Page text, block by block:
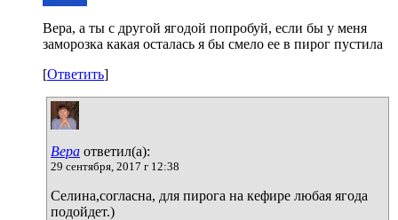
Вера, а ты с другой ягодой попробуй, если бы у меня
заморозка какая осталась я бы смело ее в пирог пустила
[Ответить]
Вера ответил(а):
29 сентября, 2017 г 12:38
Селина,согласна, для пирога на кефире любая ягода
подойдет.)